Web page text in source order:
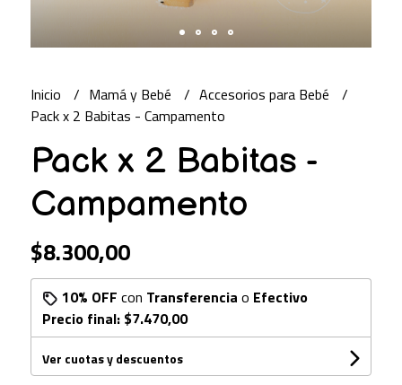
Inicio Mamá y Bebé
Accesorios para Bebé
Pack x 2 Babitas - Campamento
Pack x 2 Babitas -
Campamento
$8.300,00
10% OFF con Transferencia o Efectivo
Precio final: $7.470,00
Ver cuotas y descuentos